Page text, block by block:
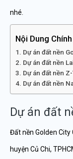
nhé.
Nội Dung Chính
Dự án đất nền
Dự án đất nền
Dự án đất nền
Dự án đất nền
Dự án đất
Đất nền Golden City
huyện Củ Chi,